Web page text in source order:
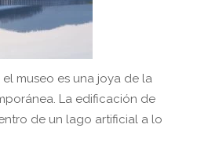
museo es una joya de la
La edificación de
de un lago artificial a lo